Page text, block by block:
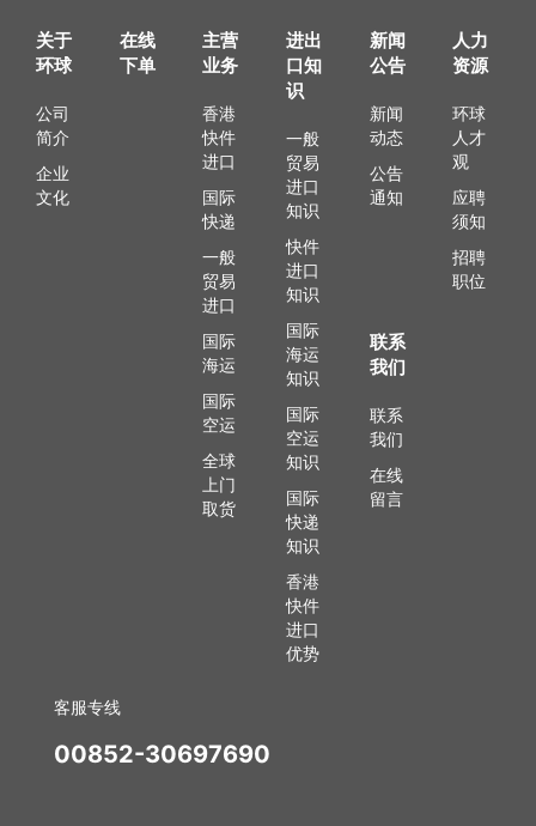
关于
环球
公司
简介
企业
文化
在线
下单
主营
业务
香港
快件
进口
国际
快递
一般
贸易
进口
国际
海运
国际
空运
全球
上门
取货
进出
口知
识
一般
贸易
进口
知识
快件
进口
知识
国际
海运
知识
国际
空运
知识
国际
快递
知识
香港
快件
进口
优势
新闻
公告
新闻
动态
公告
通知
人力
资源
环球
人才
观
应聘
须知
招聘
职位
联系
我们
联系
我们
在线
留言
客服专线
00852-30697690